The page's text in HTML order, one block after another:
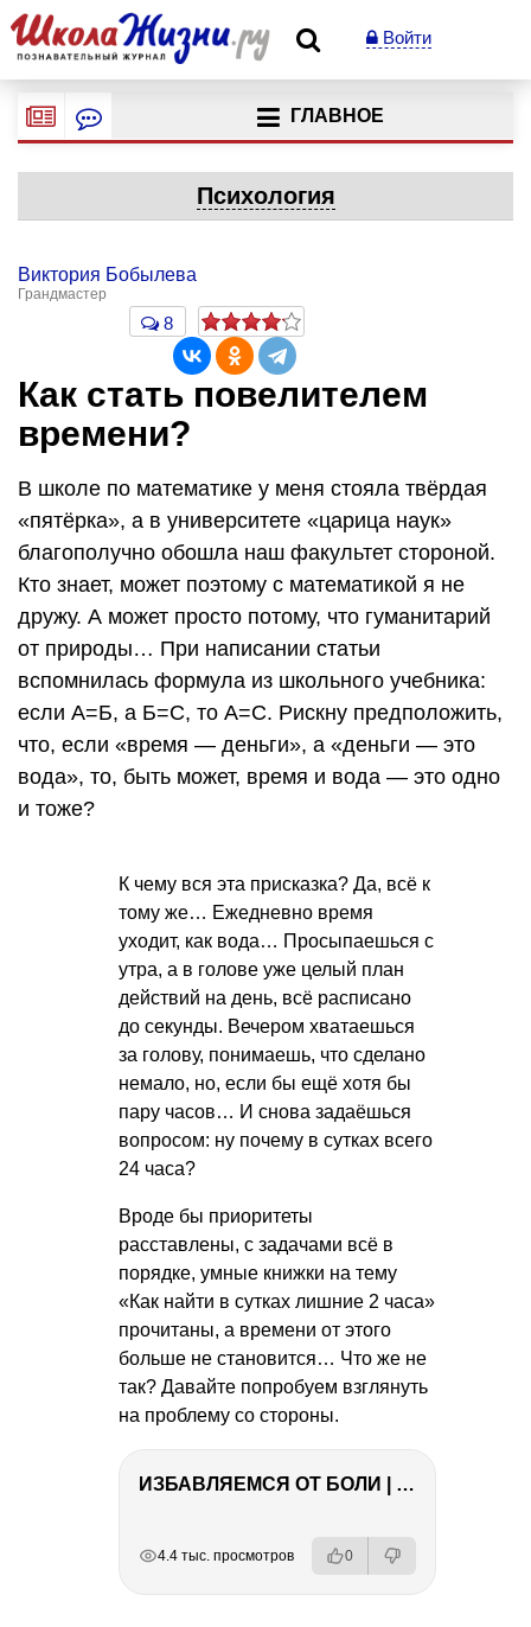
Войти
ГЛАВНОЕ
Психология
Виктория Бобылева
Грандмастер
8
Как стать повелителем
времени?
В школе по математике у меня стояла твёрдая
«пятёрка», а в университете «царица наук»
благополучно обошла наш факультет стороной.
Кто знает, может поэтому с математикой я не
дружу. А может просто потому, что гуманитарий
от природы… При написании статьи
вспомнилась формула из школьного учебника:
если А=Б, а Б=С, то А=С. Рискну предположить,
что, если «время — деньги», а «деньги — это
вода», то, быть может, время и вода — это одно
и тоже?
К чему вся эта присказка? Да, всё к
тому же… Ежедневно время
уходит, как вода… Просыпаешься с
утра, а в голове уже целый план
действий на день, всё расписано
до секунды. Вечером хватаешься
за голову, понимаешь, что сделано
немало, но, если бы ещё хотя бы
пару часов… И снова задаёшься
вопросом: ну почему в сутках всего
24 часа?
Вроде бы приоритеты
расставлены, с задачами всё в
порядке, умные книжки на тему
«Как найти в сутках лишние 2 часа»
прочитаны, а времени от этого
больше не становится… Что же не
так? Давайте попробуем взглянуть
на проблему со стороны.
ИЗБАВЛЯЕМСЯ ОТ БОЛИ | Важность режима и питания
4.4 тыс. просмотров 0